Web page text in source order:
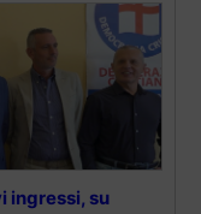
ingressi, su